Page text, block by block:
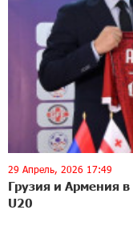
29 Апрель, 2026 17:49
Грузия и Армения
U20